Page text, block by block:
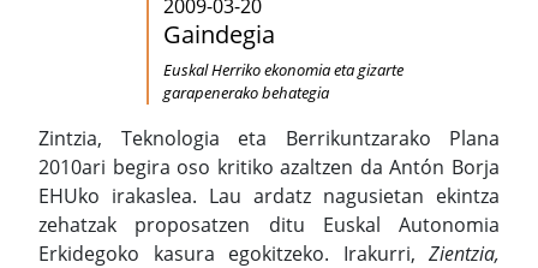
2009-03-20
Gaindegia
Euskal Herriko ekonomia eta gizarte
garapenerako behategia
Zintzia, Teknologia eta Berrikuntzarako Plana
2010ari begira oso kritiko azaltzen da Antón Borja
EHUko irakaslea. Lau ardatz nagusietan ekintza
zehatzak proposatzen ditu Euskal Autonomia
Erkidegoko kasura egokitzeko. Irakurri, Zientzia,